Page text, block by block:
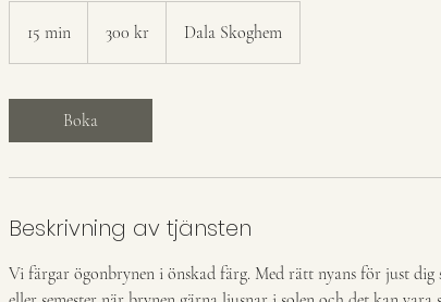
15 min
5
n
kronor300 kr Dala Skoghem
Boka
Beskrivning av tjänsten
Vi färgar ögonbrynen i önskad färg. Med rätt nyans för just